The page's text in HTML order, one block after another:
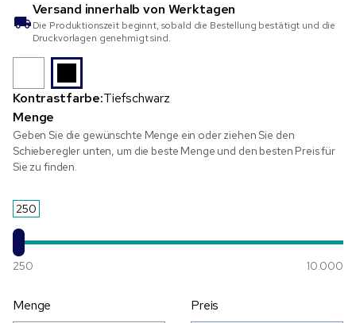
Versand innerhalb von Werktagen
Die Produktionszeit beginnt, sobald die Bestellung bestätigt und die
Druckvorlagen genehmigt sind.
Kontrastfarbe:Tiefschwarz
Menge
Geben Sie die gewünschte Menge ein oder ziehen Sie den
Schieberegler unten, um die beste Menge und den besten Preis für
Sie zu finden.
250
250 10.000
Menge Preis